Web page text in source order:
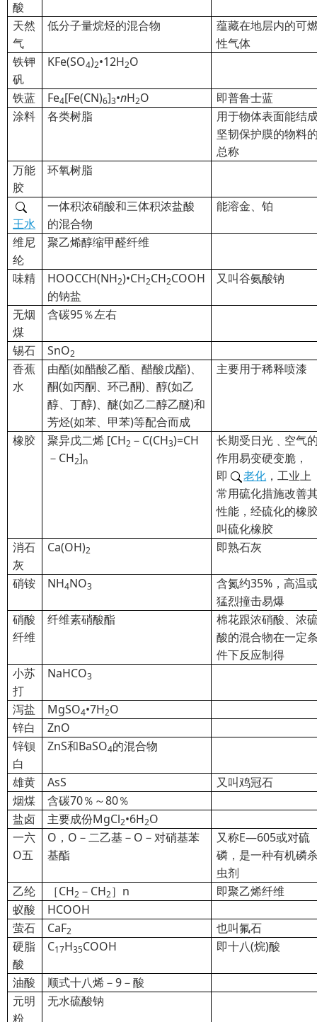
酸
天然
气
低分子量烷烃的混合物
蕴藏在地层内的可
性气体
铁钾
矾
KFe(SO4)2•12H2O
铁蓝 Fe4[Fe(CN)6]3•nH2O
即普鲁士蓝
涂料
各类树脂
用于物体表面能结
坚韧保护膜的物料
总称
万能
胶
环氧树脂
王水
一体积浓硝酸和三体积浓盐酸
的混合物
能溶金、铂
维尼
纶
聚乙烯醇缩甲醛纤维
味精 HOOCCH(NH2)•CH2CH2COOH
的钠盐
又叫谷氨酸钠
无烟
煤
含碳95％左右
锡石 SnO2
香蕉
水
由酯(如醋酸乙酯、醋酸戊酯)、
酮(如丙酮、环己酮)、醇(如乙
醇、丁醇)、醚(如乙二醇乙醚)和
芳烃(如苯、甲苯)等配合而成
主要用于稀释喷漆
橡胶 聚异戊二烯 [CH2 －C(CH3)=CH
－CH2]n
长期受日光﹑空气
作用易变硬变脆，
即
老化 ，工业上
常用硫化措施改善
性能，经硫化的橡
叫硫化橡胶
消石
灰
Ca(OH)2 即熟石灰
硝铵 NH4NO3
含氮约35%，高温
猛烈撞击易爆
硝酸
纤维
纤维素硝酸酯
棉花跟浓硝酸、浓
酸的混合物在一定
件下反应制得
小苏
打
NaHCO3
泻盐 MgSO4•7H2O
锌白
ZnO
锌钡
白
ZnS和BaSO4的混合物
雄黄 AsS
又叫鸡冠石
烟煤
含碳70％～80％
盐卤
主要成份MgCl2•6H2O
一六
O五
O ，O－二乙基－O－对硝基苯
基酯
又称E—605或对硫
磷，是一种有机磷
虫剂
乙纶
［CH2 －CH2］n
即聚乙烯纤维
蚁酸
HCOOH
萤石
CaF2
也叫氟石
硬脂
酸
C17H35COOH 即十八(烷)酸
油酸
顺式十八烯－9－酸
元明
粉
无水硫酸钠